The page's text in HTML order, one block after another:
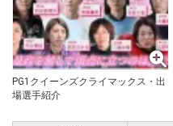
PG1クイーンズクライマックス・出
場選手紹介